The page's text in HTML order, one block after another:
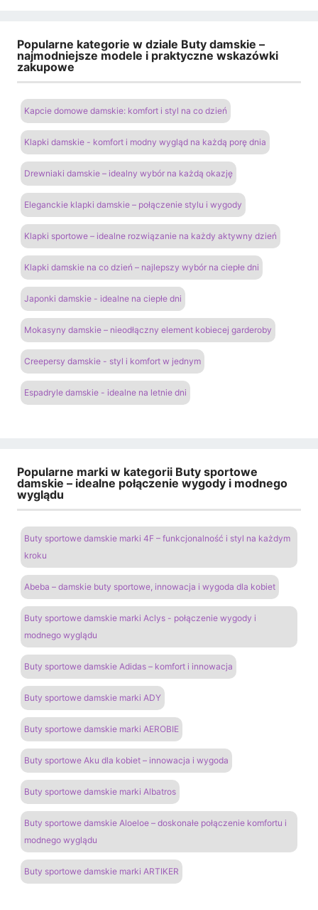
Popularne kategorie w dziale Buty damskie –
najmodniejsze modele i praktyczne wskazówki
zakupowe
Kapcie domowe damskie: komfort i styl na co dzień
Klapki damskie - komfort i modny wygląd na każdą porę dnia
Drewniaki damskie – idealny wybór na każdą okazję
Eleganckie klapki damskie – połączenie stylu i wygody
Klapki sportowe – idealne rozwiązanie na każdy aktywny dzień
Klapki damskie na co dzień – najlepszy wybór na ciepłe dni
Japonki damskie - idealne na ciepłe dni
Mokasyny damskie – nieodłączny element kobiecej garderoby
Creepersy damskie - styl i komfort w jednym
Espadryle damskie - idealne na letnie dni
Popularne marki w kategorii Buty sportowe
damskie – idealne połączenie wygody i modnego
wyglądu
Buty sportowe damskie marki 4F – funkcjonalność i styl na każdym
kroku
Abeba – damskie buty sportowe, innowacja i wygoda dla kobiet
Buty sportowe damskie marki Aclys - połączenie wygody i
modnego wyglądu
Buty sportowe damskie Adidas – komfort i innowacja
Buty sportowe damskie marki ADY
Buty sportowe damskie marki AEROBIE
Buty sportowe Aku dla kobiet – innowacja i wygoda
Buty sportowe damskie marki Albatros
Buty sportowe damskie Aloeloe – doskonałe połączenie komfortu i
modnego wyglądu
Buty sportowe damskie marki ARTIKER